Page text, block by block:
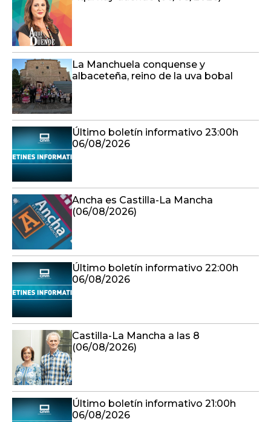
La Manchuela conquense y
albaceteña, reino de la uva bobal
Último boletín informativo 23:00h
06/08/2026
Ancha es Castilla-La Mancha
(06/08/2026)
Último boletín informativo 22:00h
06/08/2026
Castilla-La Mancha a las 8
(06/08/2026)
Último boletín informativo 21:00h
06/08/2026